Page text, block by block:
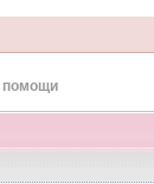
помощи